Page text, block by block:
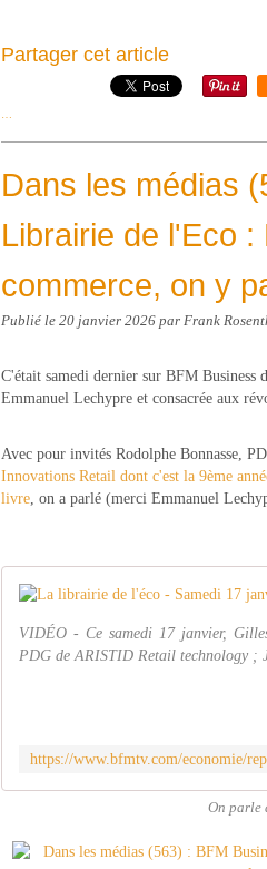
Partager cet article
Dans les médias
Librairie de l'Eco
commerce, on y
Publié le 20 janvier 2026 par Frank
C'était samedi dernier sur BFM
Emmanuel Lechypre et consacrée aux
Avec pour invités Rodolphe Bonnasse,
Innovations Retail dont c'est la 9ème
livre, on a parlé (merci Emmanuel
VIDÉO - Ce samedi 17 janvier,
PDG de ARISTID Retail technology ;
On parle